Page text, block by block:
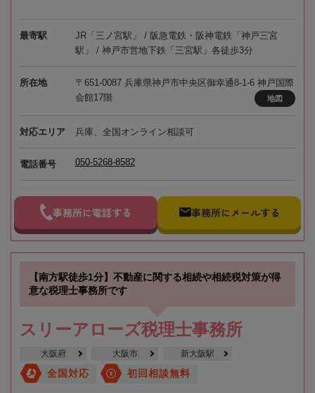
最寄駅
JR「三ノ宮駅」 / 阪急電鉄・阪神電鉄「神戸三宮
駅」 / 神戸市営地下鉄「三宮駅」各徒歩3分
所在地
〒651-0087 兵庫県神戸市中央区御幸通8-1-6 神戸国際
会館17階
地図
対応エリア 兵庫、全国オンライン相談可
電話番号 050-5268-8582
事務所に電話する 事務所にメールする
【南方駅徒歩1分】不動産に関する相続や相続税対策が得
意な税理士事務所です
スリーアローズ税理士事務所
大阪府 大阪市 新大阪駅
全国対応 初回相談無料